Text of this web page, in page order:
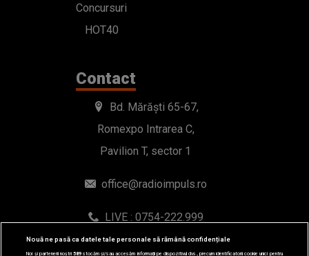
Concursuri
HOT40
Contact
Bd. Mărăști 65-67,
Romexpo Intrarea C,
Pavilion T, sector 1
office@radioimpuls.ro
LIVE : 0754-222.999
WhatsApp: 0754-222.999
Nouă ne pasă ca datele tale personale să rămână confidențiale
Noi și partenerii noștri589stocăm și/sau accesăm informații pe dispozitivul dvs., precum identificatorii cookie unici pentru